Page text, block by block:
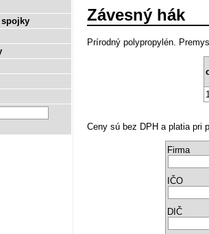
Závesný hák
Prírodný polypropylén.
Ceny sú bez DPH a platia pri
Firma
IČO
DIČ